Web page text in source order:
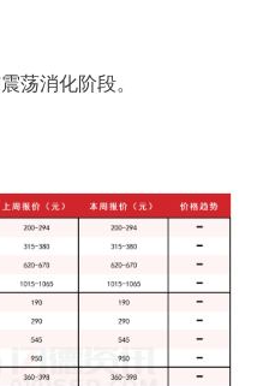
荡消化阶段。